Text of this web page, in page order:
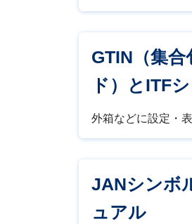
GTIN（集合
ド）とITF
外箱などに設定・
JANシンボ
ュアル